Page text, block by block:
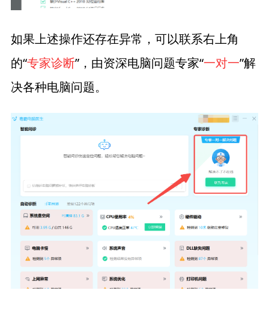
如果上述操作还存在异常，可以联系右上角
的“专家诊断”，由资深电脑问题专家“一对一”解
决各种电脑问题。